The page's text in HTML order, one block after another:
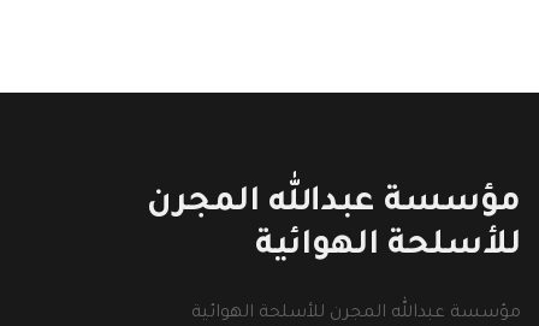
مؤسسة عبدالله المجرن
للأسلحة الهوائية
مؤسسة عبدالله المجرن للأسلحة الهوائية